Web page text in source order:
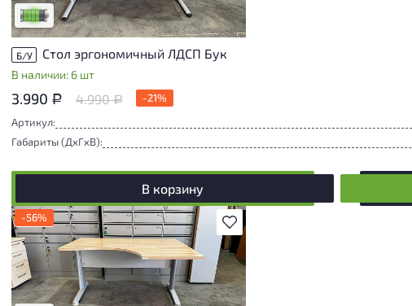
Низкая степень износа
Б/У Стол эргономичный ЛДСП Бук
В наличии: 6 шт
3.990 Р 4.990Р
-21%
Артикул:
Габариты (ДxГxВ):
В корзину
В избранное
-56%
Товар представлен с разной степенью
износа. От состояния, приближенного к
новому, до повреждений, влияющих на
удобство его использования. Подробнее
об износе в разделе характеристики.